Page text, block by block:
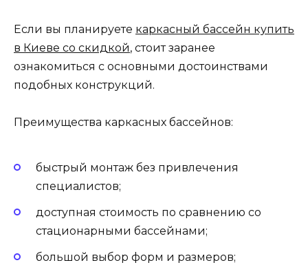
Если вы планируете каркасный бассейн купить
в Киеве со скидкой, стоит заранее
ознакомиться с основными достоинствами
подобных конструкций.
Преимущества каркасных бассейнов:
быстрый монтаж без привлечения
специалистов;
доступная стоимость по сравнению со
стационарными бассейнами;
большой выбор форм и размеров;